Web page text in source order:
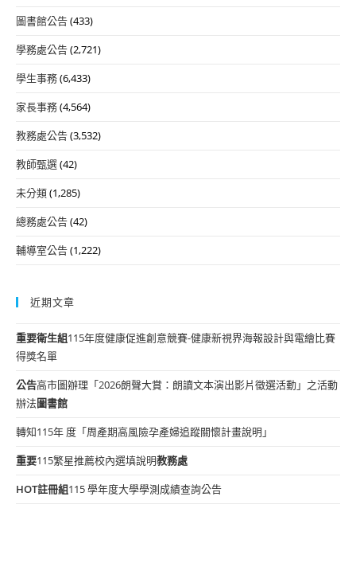
圖書館公告(433)
學務處公告(2,721)
學生事務(6,433)
家長事務(4,564)
教務處公告(3,532)
教師甄選(42)
未分類(1,285)
總務處公告(42)
輔導室公告(1,222)
近期文章
重要衛生組115年度健康促進創意競賽-健康新視界海報設計與電繪比賽
得獎名單
公告高市圖辦理「2026朗聲大賞：朗讀文本演出影片徵選活動」之活動
辦法圖書館
轉知115年 度「周產期高風險孕產婦追蹤關懷計畫說明」
重要115繁星推薦校內選填說明教務處
HOT註冊組115 學年度大學學測成績查詢公告